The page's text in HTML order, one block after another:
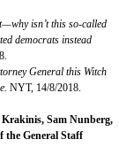
isn’t this so-called
democrats instead
General this Witch
NYT, 14/8/2018.
Krakinis, Sam Nunberg,
the General Staff